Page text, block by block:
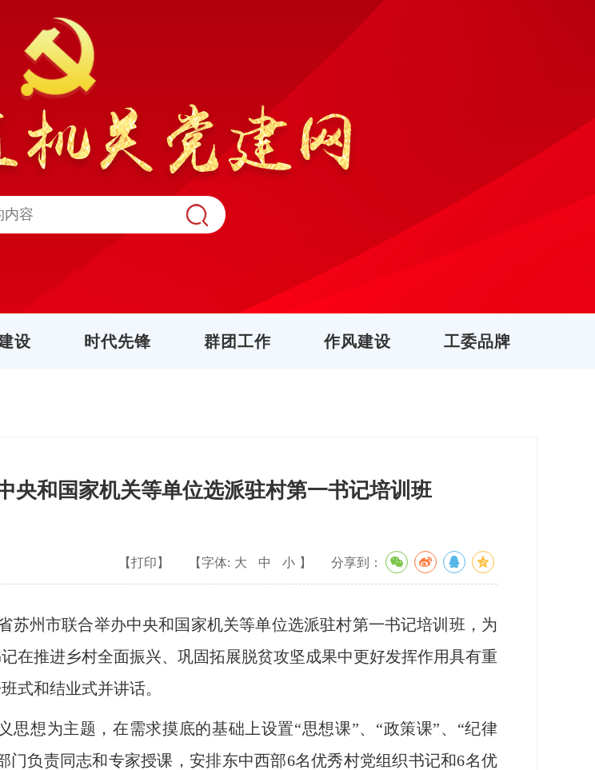
设 时代先锋 群团工作 作风建设 工委品牌
央和国家机关等单位选派驻村第一书记培训班
【打印】 【字体: 大 中 小 】 分享到：
州市联合举办中央和国家机关等单位选派驻村第一书记培训班，为
在推进乡村全面振兴、巩固拓展脱贫攻坚成果中更好发挥作用具有重
式和结业式并讲话。
想为主题，在需求摸底的基础上设置“思想课”、“政策课”、“纪律
门负责同志和专家授课，安排东中西部6名优秀村党组织书记和6名优